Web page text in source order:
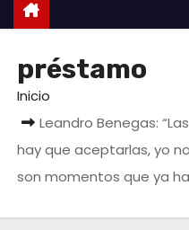
d
préstamo
Inicio
Leandro Benegas:
hay que aceptarlas, yo
son momentos que ya